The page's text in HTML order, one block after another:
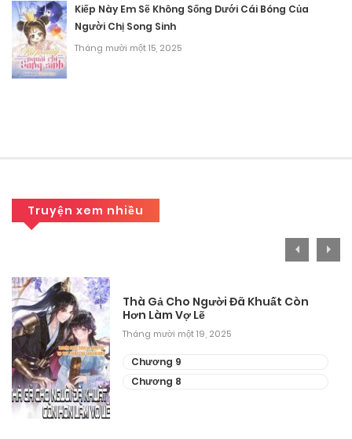
Chương 23
Tháng 9 29, 2025
Chương 22
Chương 20
Chương 19
Tháng 9 29, 2025
Chương 18
Tháng 9 29, 2025
Chương 17
Kiếp Này Em Sẽ Không Sống Dưới Cái Bóng Của
Người Chị Song Sinh
Tháng mười một 15, 2025
Truyện xem nhiều
Thà Gả Cho Người Đã Khuất Còn
Hơn Làm Vợ Lẽ
Tháng mười một 19, 2025
Chương 9
Chương 8